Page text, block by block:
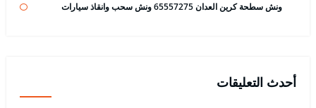
ونش سطحة كرين العدان 65557275 ونش سحب وانقاذ سيارات
أحدث التعليقات